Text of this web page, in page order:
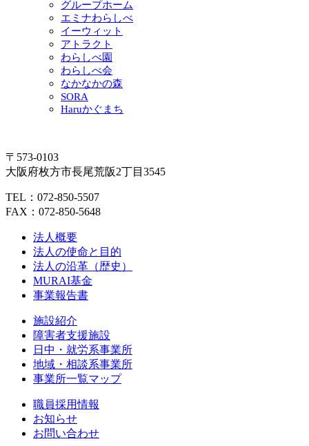
グループホーム
エミナわらしべ
イーウィット
アトラクト
わらしべ園
わらしべ会
なかなかの森
SORA
Haruかぐまち
〒573-0103
大阪府枚方市長尾荒阪2丁目3545
TEL：072-850-5507
FAX：072-850-5648
法人概要
法人の使命と目的
法人の沿革（歴史）
MURAI基金
事業報告書
施設紹介
障害者支援施設
日中・就労系事業所
地域・相談系事業所
事業所一覧マップ
職員採用情報
お知らせ
お問い合わせ